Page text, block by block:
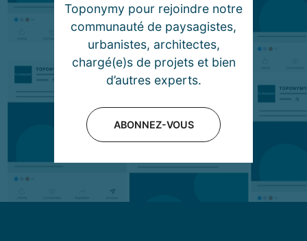
Toponymy pour rejoindre notre
communauté de paysagistes,
urbanistes, architectes,
chargé(e)s de projets et bien
d’autres experts.
ABONNEZ-VOUS